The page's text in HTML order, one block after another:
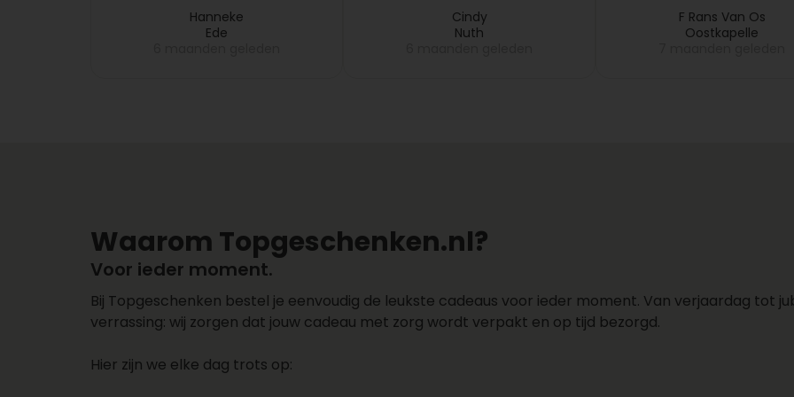
mijn collega gebracht, dus
dat melde ik bij
Hanneke
Ede
Cindy
Nuth
F Rans Van Os
Oostkapelle
Waarom Topgeschenken.nl?
Voor ieder moment.
Bij Topgeschenken bestel je eenvoudig de leukste cadeaus voor ieder moment. Van verjaardag tot
verrassing: wij zorgen dat jouw cadeau met zorg wordt verpakt en op tijd bezorgd.
Hier zijn we elke dag trots op: